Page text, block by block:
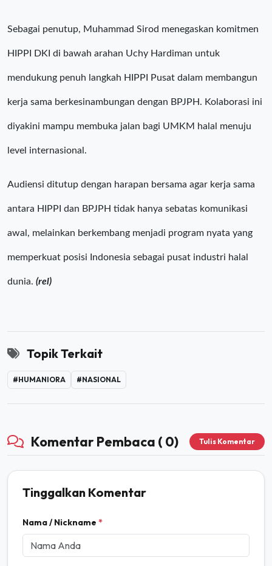
Sebagai penutup, Muhammad Sirod menegaskan komitmen
HIPPI DKI di bawah arahan Uchy Hardiman untuk
mendukung penuh langkah HIPPI Pusat dalam membangun
kerja sama berkesinambungan dengan BPJPH. Kolaborasi ini
diyakini mampu membuka jalan bagi UMKM halal menuju
level internasional.
Audiensi ditutup dengan harapan bersama agar kerja sama
antara HIPPI dan BPJPH tidak hanya sebatas komunikasi
awal, melainkan berkembang menjadi program nyata yang
memperkuat posisi Indonesia sebagai pusat industri halal
dunia. (rel)
Topik Terkait
#HUMANIORA #NASIONAL
Komentar Pembaca ( 0) Tulis Komentar
Tinggalkan Komentar
Nama / Nickname *